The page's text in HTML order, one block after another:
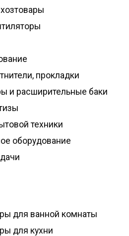
прокладки
и расширительные баки
техники
оборудование
для ванной комнаты
для кухни